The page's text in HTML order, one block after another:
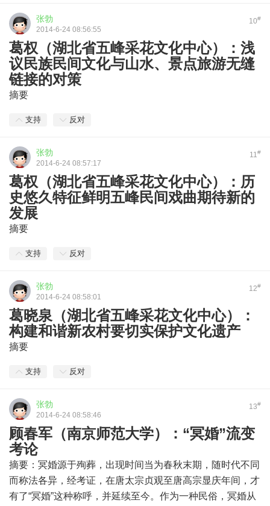
10#
张勃
2014-6-24 08:56:55
葛权（湖北省五峰采花文化中心）：浅
议民族民间文化与山水、景点旅游无缝
链接的对策
摘要
支持 反对
11#
张勃
2014-6-24 08:57:17
葛权（湖北省五峰采花文化中心）：历
史悠久特征鲜明五峰民间戏曲期待新的
发展
摘要
支持 反对
12#
张勃
2014-6-24 08:58:01
葛晓泉（湖北省五峰采花文化中心）：
构建和谐新农村要切实保护文化遗产
摘要
支持 反对
13#
张勃
2014-6-24 08:58:46
顾春军（南京师范大学）：“冥婚”流变
考论
摘要：冥婚源于殉葬，出现时间当为春秋末期，随时代不同
而称法各异，经考证，在唐太宗贞观至唐高宗显庆年间，才
有了“冥婚”这种称呼，并延续至今。作为一种民俗，冥婚从